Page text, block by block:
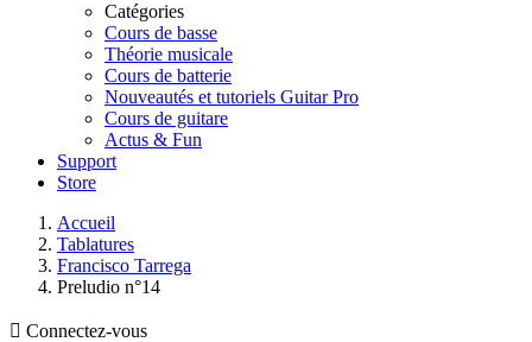
Catégories
Cours de basse
Théorie musicale
Cours de batterie
Nouveautés et tutoriels Guitar Pro
Cours de guitare
Actus & Fun
Support
Store
Accueil
Tablatures
Francisco Tarrega
Preludio n°14
 Connectez-vous